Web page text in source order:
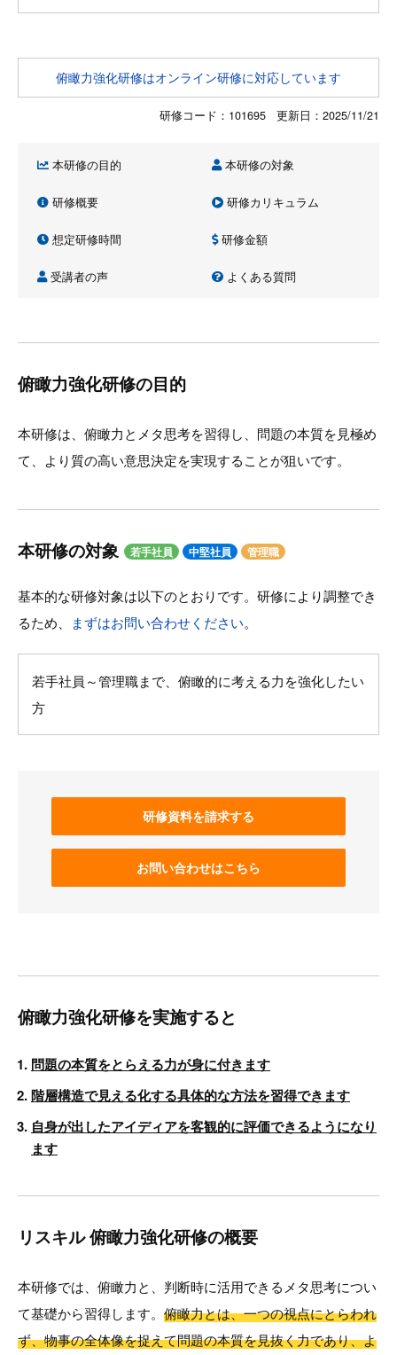
俯瞰力強化研修はオンライン研修に対応しています
研修コード：101695 更新日： 2025/11/21
本研修の目的 本研修の対象
研修概要 研修カリキュラム
想定研修時間 研修金額
受講者の声 よくある質問
俯瞰力強化研修の目的
本研修は、俯瞰力とメタ思考を習得し、問題の本質を見極め
て、より質の高い意思決定を実現することが狙いです。
本研修の対象 若手社員 中堅社員 管理職
基本的な研修対象は以下のとおりです。研修により調整でき
るため、
まずはお問い合わせください。
若手社員～管理職まで、俯瞰的に考える力を強化したい
方
研修資料を請求する
お問い合わせはこちら
俯瞰力強化研修を実施すると
問題の本質をとらえる力が身に付きます
階層構造で見える化する具体的な方法を習得できます
自身が出したアイディアを客観的に評価できるようになり
ます
リスキル 俯瞰力強化研修の概要
本研修では、俯瞰力と、判断時に活用できるメタ思考につい
て基礎から習得します。 俯瞰力とは、一つの視点にとらわれ
ず、物事の全体像を捉えて問題の本質を見抜く力であり、よ